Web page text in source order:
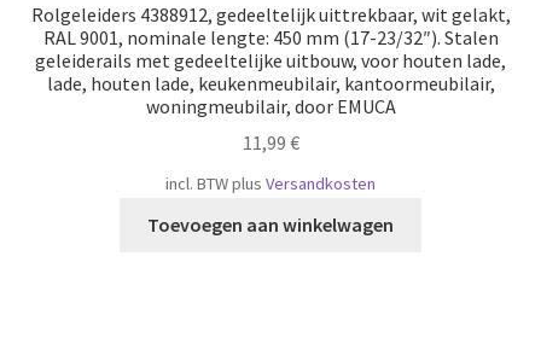
Rolgeleiders 4388912, gedeeltelijk uittrekbaar, wit gelakt,
RAL 9001, nominale lengte: 450 mm (17-23/32″). Stalen
geleiderails met gedeeltelijke uitbouw, voor houten lade,
lade, houten lade, keukenmeubilair, kantoormeubilair,
woningmeubilair, door EMUCA
11,99 €
incl. BTWplus Versandkosten
Toevoegen aan winkelwagen